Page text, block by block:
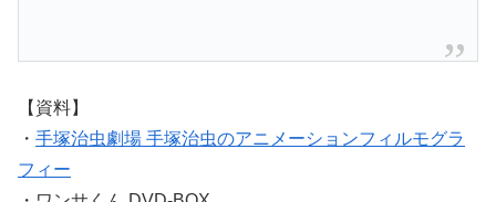
【資料】
・ 手塚治虫劇場 手塚治虫のアニメーションフィルモグラ
フィー